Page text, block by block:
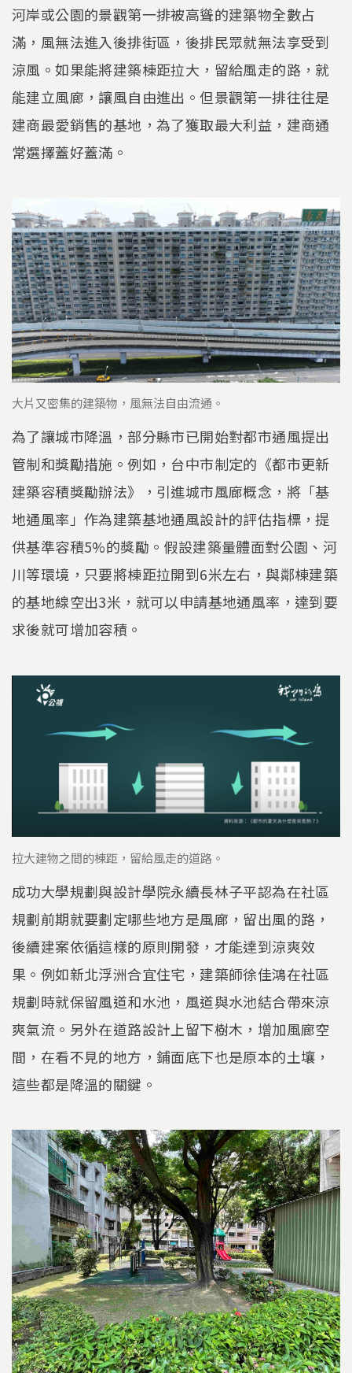
河岸或公園的景觀第一排被高聳的建築物全數占
滿，風無法進入後排街區，後排民眾就無法享受到
涼風。如果能將建築棟距拉大，留給風走的路，就
能建立風廊，讓風自由進出。但景觀第一排往往是
建商最愛銷售的基地，為了獲取最大利益，建商通
常選擇蓋好蓋滿。
大片又密集的建築物，風無法自由流通。
為了讓城市降溫，部分縣市已開始對都市通風提出
管制和獎勵措施。例如，台中市制定的《都市更新
建築容積獎勵辦法》，引進城市風廊概念，將「基
地通風率」作為建築基地通風設計的評估指標，提
供基準容積5%的獎勵。假設建築量體面對公園、河
川等環境，只要將棟距拉開到6米左右，與鄰棟建築
的基地線空出3米，就可以申請基地通風率，達到要
求後就可增加容積。
拉大建物之間的棟距，留給風走的道路。
成功大學規劃與設計學院永續長林子平認為在社區
規劃前期就要劃定哪些地方是風廊，留出風的路，
後續建案依循這樣的原則開發，才能達到涼爽效
果。例如新北浮洲合宜住宅，建築師徐佳鴻在社區
規劃時就保留風道和水池，風道與水池結合帶來涼
爽氣流。另外在道路設計上留下樹木，增加風廊空
間，在看不見的地方，鋪面底下也是原本的土壤，
這些都是降溫的關鍵。